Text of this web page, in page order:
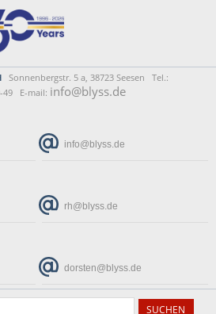
Sonnenbergstr. 5 a, 38723 Seesen Tel.:
49 E-mail: info@blyss.de
info@blyss.de
rh@blyss.de
dorsten@blyss.de